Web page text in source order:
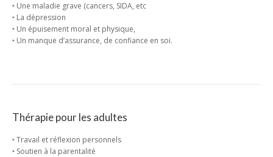
‣ Une maladie grave (cancers, SIDA, etc
‣ La dépression
‣ Un épuisement moral et physique,
‣ Un manque d’assurance, de confiance en soi.
Thérapie pour les adultes
‣ Travail et réflexion personnels
‣ Soutien à la parentalité